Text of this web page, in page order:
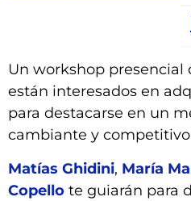
Un workshop
están interesados en
para destacarse en un
cambiante y
Matías Ghidini, María
Copello te guiarán para